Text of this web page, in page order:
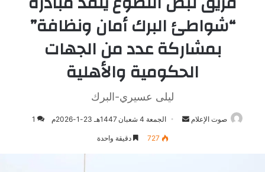
“شواطئ البرك أمان ونظافة”
بمشاركة عدد من الجهات
الحكومية والأهلية
ليلى عسيري-البرك
صوت الإعلام
أرسلالجمعة 4 شعبان 1447هـ 23-1-2026م 1
727 دقيقة واحدة